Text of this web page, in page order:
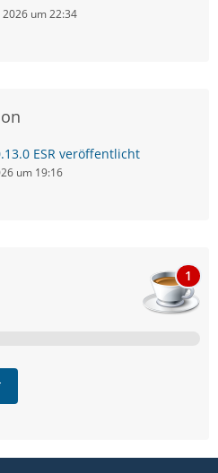
um 22:34
ESR veröffentlicht
um 19:16
1